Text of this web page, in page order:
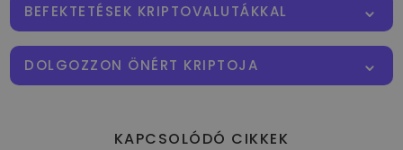
BEFEKTETÉSEK KRIPTOVALUTÁKKAL
DOLGOZZON ÖNÉRT KRIPTOJA
KAPCSOLÓDÓ CIKKEK